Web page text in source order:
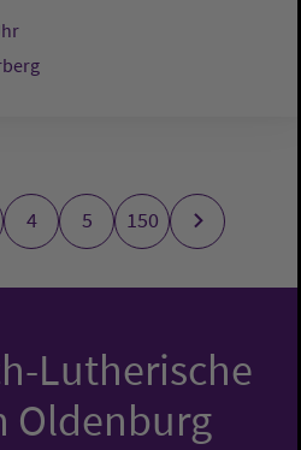
4 5 150
Lutherische
Oldenburg